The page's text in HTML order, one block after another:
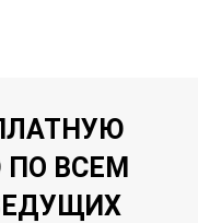
ВСЕМ